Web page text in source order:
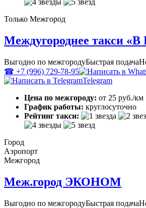
Только Межгород
Междугороднее такси
Выгодно по межгородуБыстрая подача
☎ +7 (996) 729-78-95
Telegram
Цена по межгороду: от 25 руб./км
График работы: круглосуточно
Рейтинг такси:
Город
Аэропорт
Межгород
Меж.город ЭКОНОМ
Выгодно по межгородуБыстрая подача